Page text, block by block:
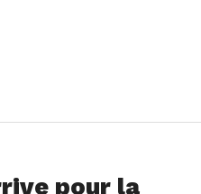
pour la